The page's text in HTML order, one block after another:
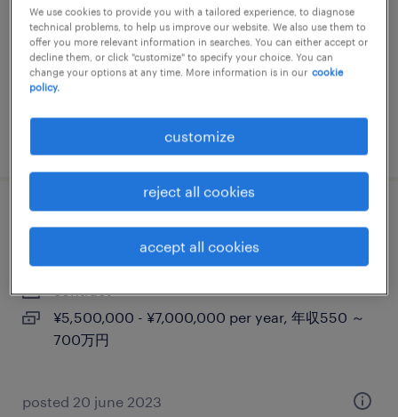
東京23区, 東京都
contract
¥4,500,000 - ¥6,300,000 per year, 年収450 ～
630万円
posted 28 march 2025
プロフェシュナル派遣 pcs - hr ops
東京23区, 東京都
contract
¥5,500,000 - ¥7,000,000 per year, 年収550 ～
700万円
posted 20 june 2023
We use cookies to provide you with a tailored experience, to diagnose
technical problems, to help us improve our website. We also use them to
offer you more relevant information in searches. You can either accept or
decline them, or click "customize" to specify your choice. You can
change your options at any time. More information is in our cookie
policy.
customize
reject all cookies
accept all cookies